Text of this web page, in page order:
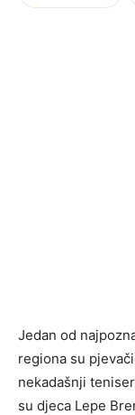
Jedan od
regiona su
nekadašnji
su djeca Lepe